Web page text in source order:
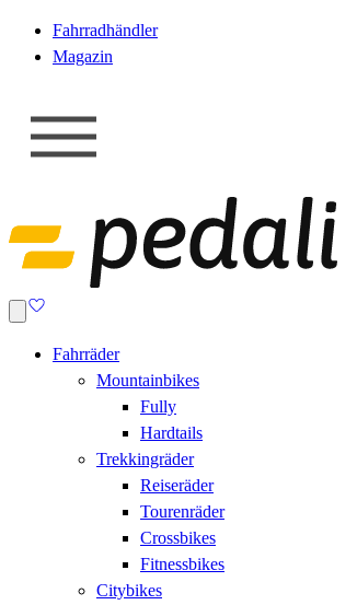
Fahrradhändler
Magazin
Fahrräder
Mountainbikes
Fully
Hardtails
Trekkingräder
Reiseräder
Tourenräder
Crossbikes
Fitnessbikes
Citybikes